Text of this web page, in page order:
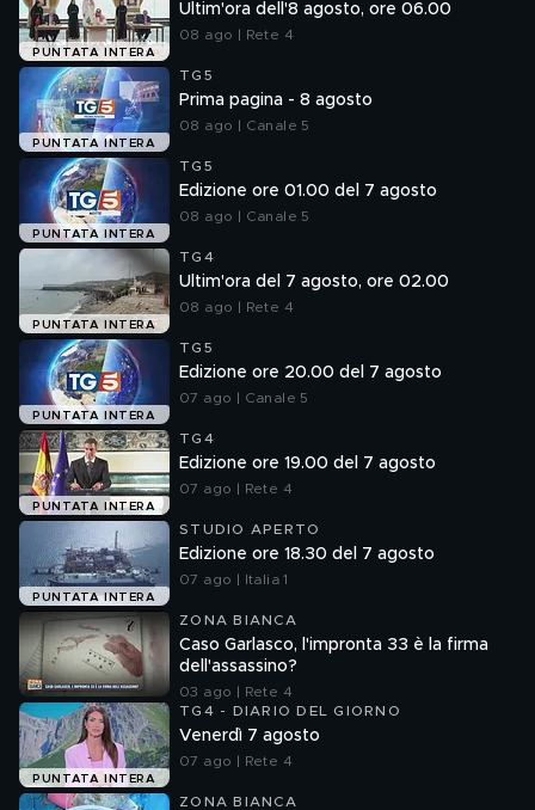
PUNTATA INTERA
Ultim'ora dell'8 agosto, ore 06.00
08 ago | Rete 4
PUNTATA INTERA
TG5
Prima pagina - 8 agosto
08 ago | Canale 5
PUNTATA INTERA
TG5
Edizione ore 01.00 del 7 agosto
08 ago | Canale 5
PUNTATA INTERA
TG4
Ultim'ora del 7 agosto, ore 02.00
08 ago | Rete 4
PUNTATA INTERA
TG5
Edizione ore 20.00 del 7 agosto
07 ago | Canale 5
PUNTATA INTERA
TG4
Edizione ore 19.00 del 7 agosto
07 ago | Rete 4
PUNTATA INTERA
STUDIO APERTO
Edizione ore 18.30 del 7 agosto
07 ago | Italia 1
ZONA BIANCA
Caso Garlasco, l'impronta 33 è la firma
dell'assassino?
03 ago | Rete 4
PUNTATA INTERA
TG4 - DIARIO DEL GIORNO
Venerdì 7 agosto
07 ago | Rete 4
ZONA BIANCA